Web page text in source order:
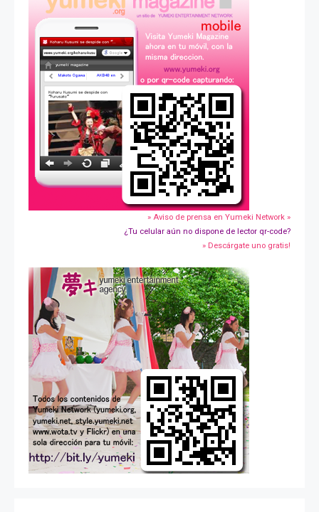
» Aviso de prensa en Yumeki Network »
¿Tu celular aún no dispone de lector qr-code?
» Descárgate uno gratis!